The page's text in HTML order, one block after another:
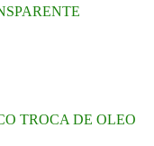
TROCA DE OLEO